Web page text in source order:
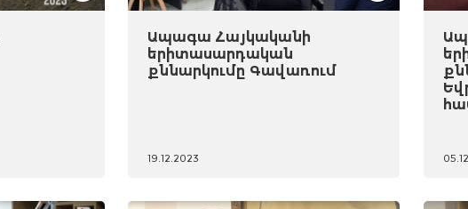
Ապագա Հայկականի
երիտասարդական
քննարկումը Գավառում
19.12.2023